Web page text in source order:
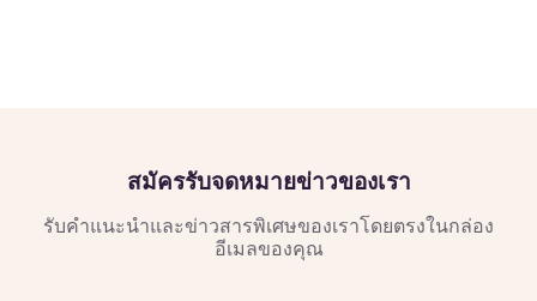
สมัครรับจดหมายข่าวของเรา
รับคำแนะนำและข่าวสารพิเศษของเราโดยตรงในกล่อง
อีเมลของคุณ